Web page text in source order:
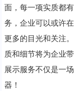
面，每一项实质都
务，企业可以或许
更多的目光和关注
质和细节将为企业
展示服务不仅是一
器！